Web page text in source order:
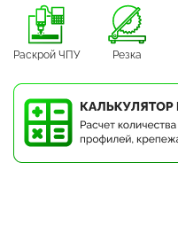
Раскрой ЧПУ Резка